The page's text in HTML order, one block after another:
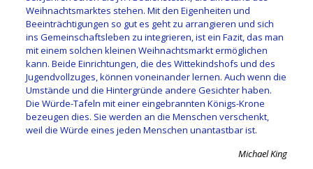
Weihnachtsmarktes stehen. Mit den Eigenheiten und
Beeinträchtigungen so gut es geht zu arrangieren und sich
ins Gemeinschaftsleben zu integrieren, ist ein Fazit, das man
mit einem solchen kleinen Weihnachtsmarkt ermöglichen
kann. Beide Einrichtungen, die des Wittekindshofs und des
Jugendvollzuges, können voneinander lernen. Auch wenn die
Umstände und die Hintergründe andere Gesichter haben.
Die Würde-Tafeln mit einer eingebrannten Königs-Krone
bezeugen dies. Sie werden an die Menschen verschenkt,
weil die Würde eines jeden Menschen unantastbar ist.
Michael King